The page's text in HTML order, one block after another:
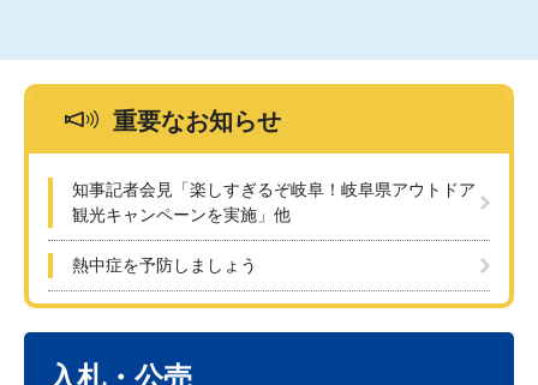
重要なお知らせ
知事記者会見「楽しすぎるぞ岐阜！岐阜県アウトドア
観光キャンペーンを実施」他
熱中症を予防しましょう
入札・公売